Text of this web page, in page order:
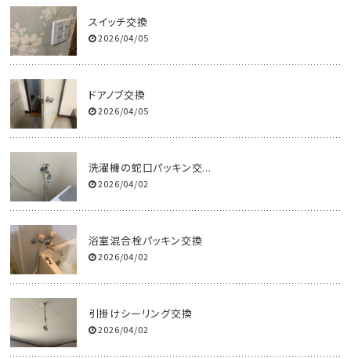
スイッチ交換
2026/04/05
ドアノブ交換
2026/04/05
洗濯機の蛇口パッキン交...
2026/04/02
浴室混合栓パッキン交換
2026/04/02
引掛けシーリング交換
2026/04/02